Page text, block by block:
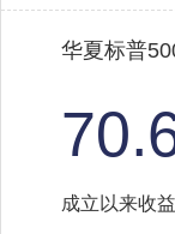
华夏标普
成立以来收益